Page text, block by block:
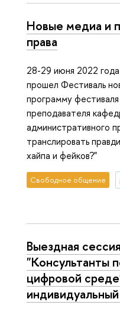
Новые медиа и
права
28-29 июня 2022
прошел Фестиваль
программу
преподавателя
административного
транслировать
хайпа и фейков?"
Свободное общение
Выездная
"Консультанты
цифровой